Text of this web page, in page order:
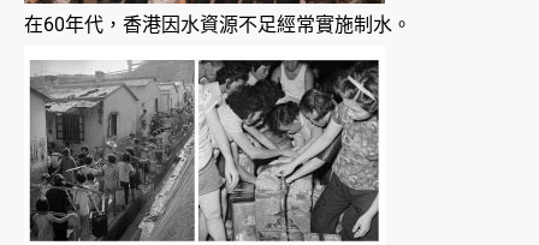
在60年代，香港因水資源不足經常實施制水。